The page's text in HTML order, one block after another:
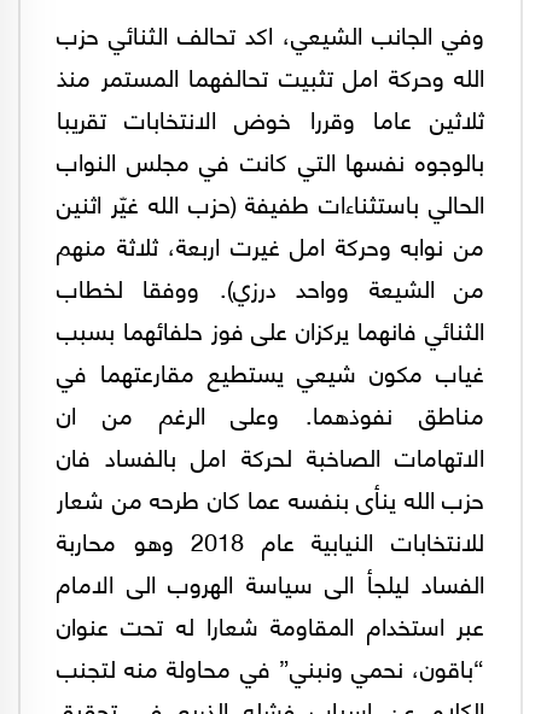
وفي الجانب الشيعي، اكد تحالف الثنائي حزب
الله وحركة امل تثبيت تحالفهما المستمر منذ
ثلاثين عاما وقررا خوض الانتخابات تقريبا
بالوجوه نفسها التي كانت في مجلس النواب
الحالي باستثناءات طفيفة (حزب الله غيّر اثنين
من نوابه وحركة امل غيرت اربعة، ثلاثة منهم
من الشيعة وواحد درزي). ووفقا لخطاب
الثنائي فانهما يركزان على فوز حلفائهما بسبب
غياب مكون شيعي يستطيع مقارعتهما في
مناطق نفوذهما. وعلى الرغم من ان
الاتهامات الصاخبة لحركة امل بالفساد فان
حزب الله ينأى بنفسه عما كان طرحه من شعار
للانتخابات النيابية عام 2018 وهو محاربة
الفساد ليلجأ الى سياسة الهروب الى الامام
عبر استخدام المقاومة شعارا له تحت عنوان
“باقون، نحمي ونبني” في محاولة منه لتجنب